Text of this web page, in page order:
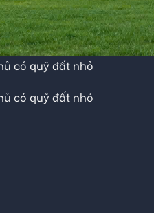
có quỹ đất nhỏ
có quỹ đất nhỏ